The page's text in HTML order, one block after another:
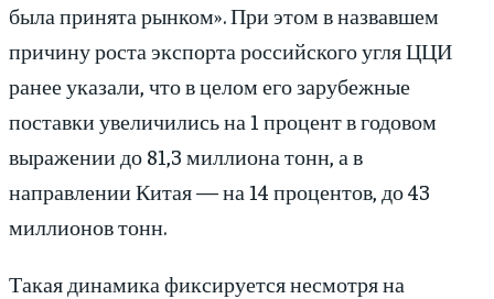
была принята рынком». При этом в назвавшем
причину роста экспорта российского угля ЦЦИ
ранее указали, что в целом его зарубежные
поставки увеличились на 1 процент в годовом
выражении до 81,3 миллиона тонн, а в
направлении Китая — на 14 процентов, до 43
миллионов тонн.
Такая динамика фиксируется несмотря на